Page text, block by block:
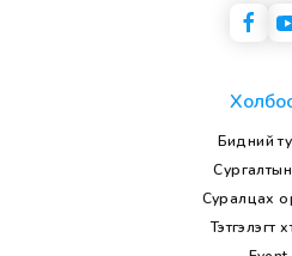
Бидний
Сургалтын
Суралцах
Тэтгэлэгт